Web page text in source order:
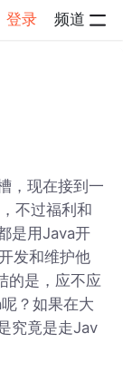
登录 频道
，现在接到一
不过福利和
是用Java开
发和维护他
的是，应不应
？如果在大
究竟是走Jav